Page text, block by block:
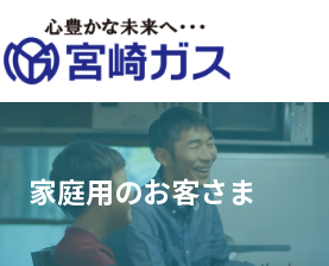
家庭用のお客さま